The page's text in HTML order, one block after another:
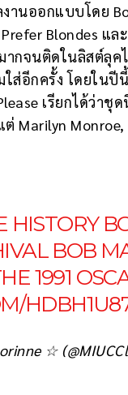
นออกแบบโดย
Blondes แ
ากจนติดในลิสต์ลุ
อีกครั้ง โดยในปีนี้
เรียกได้ว่า
Marilyn
HISTORY
BOB
1991
☆